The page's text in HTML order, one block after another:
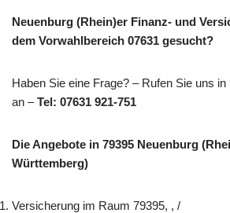
Neuenburg (Rhein)er Finanz- und
dem Vorwahlbereich 07631 gesucht?
Haben Sie eine Frage? – Rufen Sie uns
an –Tel: 07631 921-751
Die Angebote in 79395 Neuenburg
Württemberg)
Versicherung im Raum 79395, , /